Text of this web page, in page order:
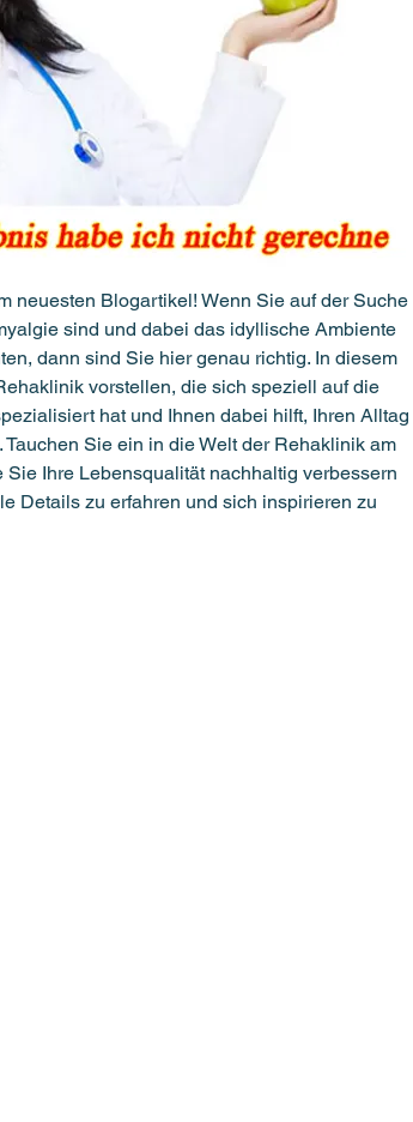
neuesten Blogartikel! Wenn Sie auf der Suche
sind und dabei das idyllische Ambiente
dann sind Sie hier genau richtig. In diesem
vorstellen, die sich speziell auf die
hat und Ihnen dabei hilft, Ihren Alltag
Sie ein in die Welt der Rehaklinik am
Ihre Lebensqualität nachhaltig verbessern
Details zu erfahren und sich inspirieren zu